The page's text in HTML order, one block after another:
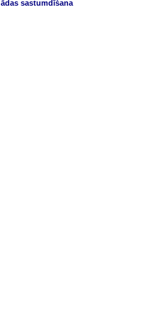
ādas sastumdīšana